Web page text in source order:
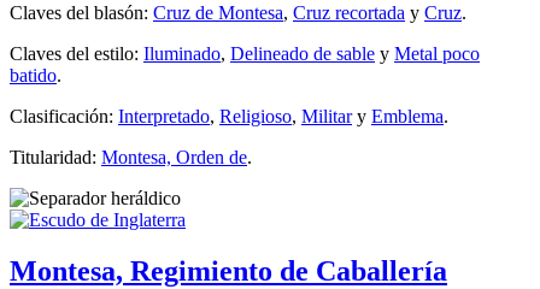
Claves del blasón: Cruz de Montesa, Cruz recortada y Cruz.
Claves del estilo: Iluminado, Delineado de sable y Metal poco
batido.
Clasificación: Interpretado, Religioso, Military Emblema.
Titularidad: Montesa, Orden de.
Montesa, Regimiento de Caballería